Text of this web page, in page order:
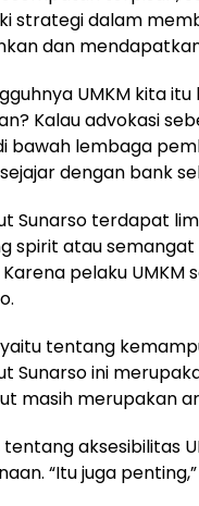
strategi dalam
dan
UMKM kita
Kalau advokasi
bawah lembaga
dengan bank
Sunarso terdapat
spirit atau semangat
Karena pelaku
tentang
Sunarso ini
masih merupakan
tentang aksesibilitas
“Itu juga